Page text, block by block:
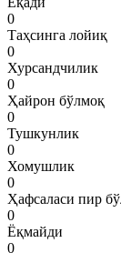
0
Таҳсинга лойиқ
0
Хурсандчилик
0
Ҳайрон бўлмоқ
0
Тушкунлик
0
Хомушлик
0
Ҳафсаласи пир
0
Ёқмайди
0